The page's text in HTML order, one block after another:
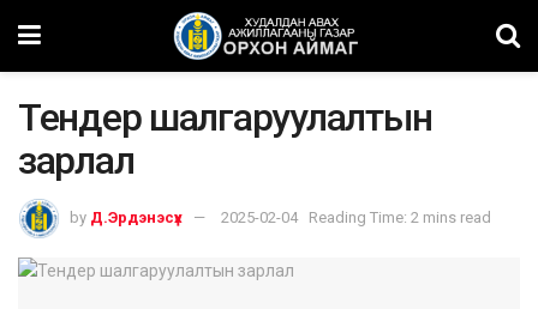
Тендер шалгаруулалтын
зарлал
by Д.Эрдэнэсүх 2025-02-04 Reading Time: 2 mins read